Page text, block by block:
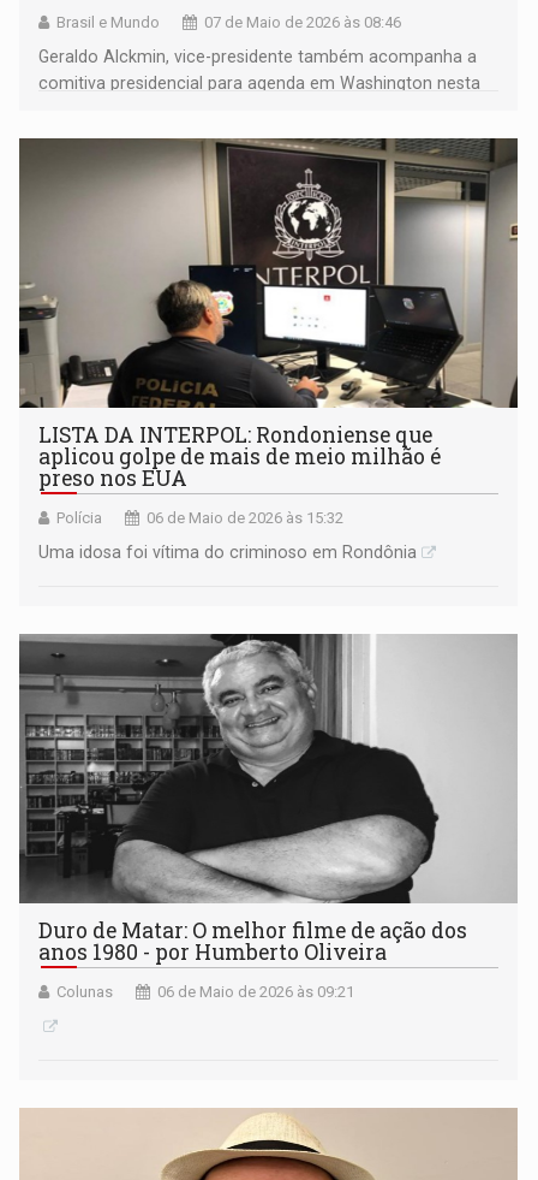
Brasil e Mundo 07 de Maio de 2026 às 08:46
Geraldo Alckmin, vice-presidente também acompanha a
comitiva presidencial para agenda em Washington nesta
LISTA DA INTERPOL: Rondoniense que
aplicou golpe de mais de meio milhão é
preso nos EUA
Polícia 06 de Maio de 2026 às 15:32
Uma idosa foi vítima do criminoso em Rondônia
Duro de Matar: O melhor filme de ação dos
anos 1980 - por Humberto Oliveira
Colunas 06 de Maio de 2026 às 09:21